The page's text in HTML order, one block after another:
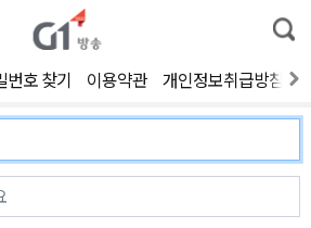
통
합
색
번호 찾기 이용약관 개인정보취급방침